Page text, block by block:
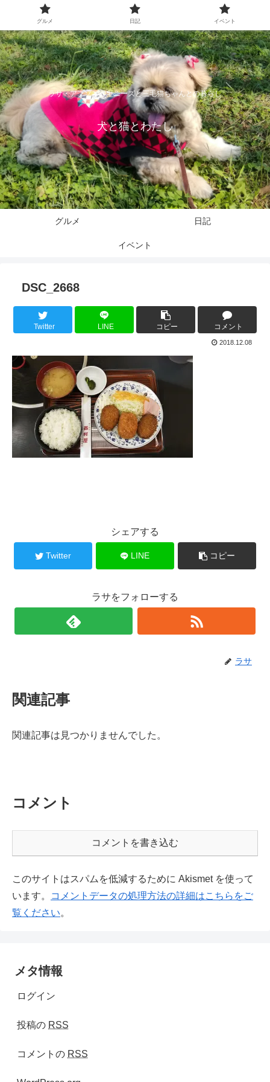
ラサ・アプソとペキニーズと三毛猫ちゃんとの暮らし
犬と猫とわたし
グルメ 日記
イベント
DSC_2668
Twitter LINE コピー コメント
2018.12.08
シェアする
Twitter LINE コピー
ラサをフォローする
ラサ
関連記事
関連記事は見つかりませんでした。
コメント
コメントを書き込む
このサイトはスパムを低減するために Akismet を使って
います。
コメントデータの処理方法の詳細はこちらをご
覧ください。
メタ情報
ログイン
投稿の RSS
コメントの RSS
グルメ 日記 イベント